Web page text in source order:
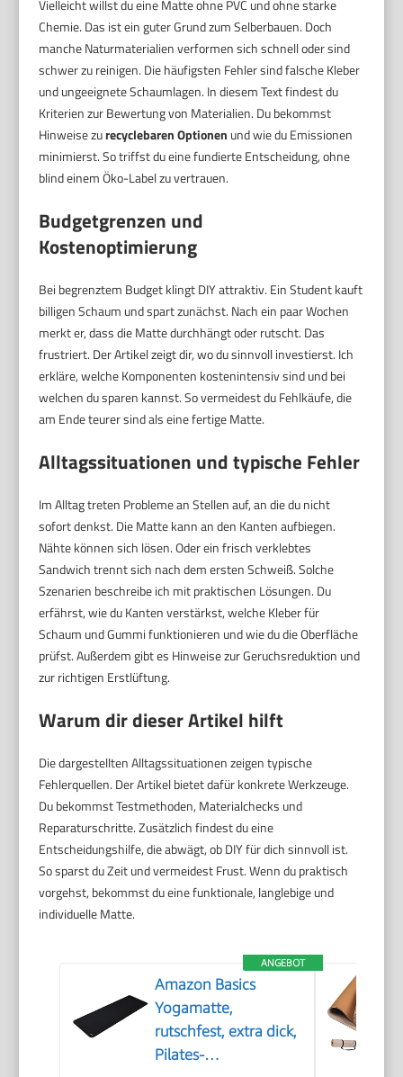
Vielleicht willst du eine Matte ohne PVC und ohne starke
Chemie. Das ist ein guter Grund zum Selberbauen. Doch
manche Naturmaterialien verformen sich schnell oder sind
schwer zu reinigen. Die häufigsten Fehler sind falsche Kleber
und ungeeignete Schaumlagen. In diesem Text findest du
Kriterien zur Bewertung von Materialien. Du bekommst
Hinweise zurecyclebaren Optionen und wie du Emissionen
minimierst. So triffst du eine fundierte Entscheidung, ohne
blind einem Öko-Label zu vertrauen.
Budgetgrenzen und
Kostenoptimierung
Bei begrenztem Budget klingt DIY attraktiv. Ein Student kauft
billigen Schaum und spart zunächst. Nach ein paar Wochen
merkt er, dass die Matte durchhängt oder rutscht. Das
frustriert. Der Artikel zeigt dir, wo du sinnvoll investierst. Ich
erkläre, welche Komponenten kostenintensiv sind und bei
welchen du sparen kannst. So vermeidest du Fehlkäufe, die
am Ende teurer sind als eine fertige Matte.
Alltagssituationen und typische Fehler
Im Alltag treten Probleme an Stellen auf, an die du nicht
sofort denkst. Die Matte kann an den Kanten aufbiegen.
Nähte können sich lösen. Oder ein frisch verklebtes
Sandwich trennt sich nach dem ersten Schweiß. Solche
Szenarien beschreibe ich mit praktischen Lösungen. Du
erfährst, wie du Kanten verstärkst, welche Kleber für
Schaum und Gummi funktionieren und wie du die Oberfläche
prüfst. Außerdem gibt es Hinweise zur Geruchsreduktion und
zur richtigen Erstlüftung.
Warum dir dieser Artikel hilft
Die dargestellten Alltagssituationen zeigen typische
Fehlerquellen. Der Artikel bietet dafür konkrete Werkzeuge.
Du bekommst Testmethoden, Materialchecks und
Reparaturschritte. Zusätzlich findest du eine
Entscheidungshilfe, die abwägt, ob DIY für dich sinnvoll ist.
So sparst du Zeit und vermeidest Frust. Wenn du praktisch
vorgehst, bekommst du eine funktionale, langlebige und
individuelle Matte.
ANGEBOT
Amazon Basics
Yogamatte,
rutschfest, extra dick,
Pilates-